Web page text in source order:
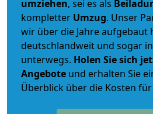
umziehen, sei es als
kompletter Umzug. Unser
wir über die Jahre aufgebaut
deutschlandweit und sogar
unterwegs. Holen Sie sich
Angebote und erhalten Sie
Überblick über die Kosten